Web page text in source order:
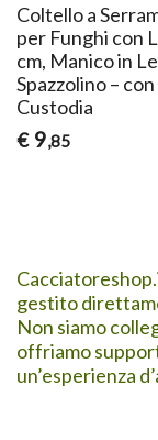
Coltello a
per Funghi con
cm, Manico in
Spazzolino – con
Custodia
€ 9,85
gestito
Non siamo
offriamo
un’esperienza